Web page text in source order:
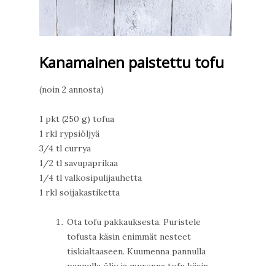
Kanamainen paistettu tofu
(noin 2 annosta)
1 pkt (250 g) tofua
1 rkl rypsiöljyä
3/4 tl currya
1/2 tl savupaprikaa
1/4 tl valkosipulijauhetta
1 rkl soijakastiketta
Ota tofu pakkauksesta. Puristele
tofusta käsin enimmät nesteet
tiskialtaaseen. Kuumenna pannulla